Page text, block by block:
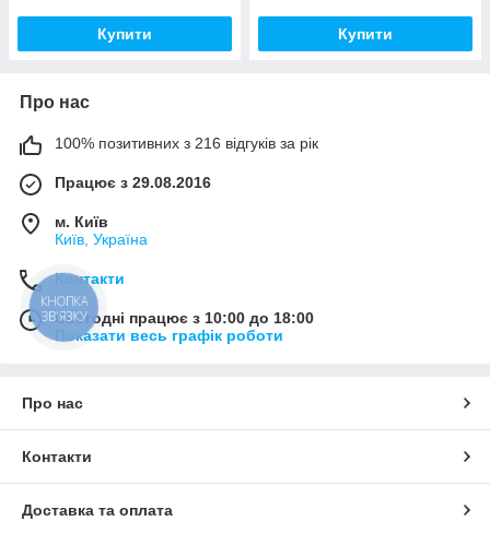
Купити Купити
Про нас
100% позитивних з 216 відгуків за рік
Працює з 29.08.2016
м. Київ
Київ, Україна
Контакти
Сьогодні працює з 10:00 до 18:00
Показати весь графік роботи
Про нас
Контакти
Доставка та оплата
КНОПКА
ЗВ'ЯЗКУ